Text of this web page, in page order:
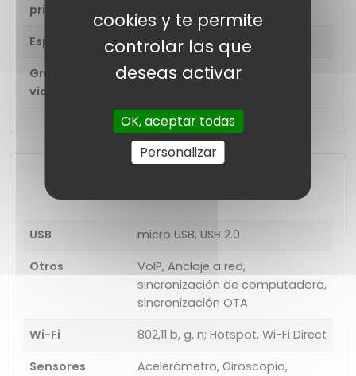
principal
Especificaciones
Tamaño de apertura: F2.0
Grabación de
vídeo
1920 x 1080 (Full HD) (30 fps)
Funciones de conectividad
USB
micro USB, USB 2.0
Otros
VoIP, Anclaje a red,
sincronización de computadora,
sincronización OTA
Wi-Fi
802,11 b, g, n; Hotspot, Wi-Fi Direct
Sensores
Acelerómetro, Giroscopio,
cookies y te permite
controlar las que
deseas activar
OK, aceptar todas
Personalizar